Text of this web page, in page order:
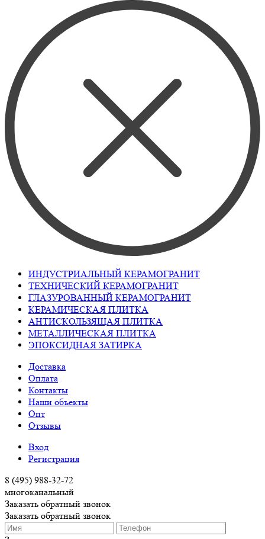
ИНДУСТРИАЛЬНЫЙ КЕРАМОГРАНИТ
ТЕХНИЧЕСКИЙ КЕРАМОГРАНИТ
ГЛАЗУРОВАННЫЙ КЕРАМОГРАНИТ
КЕРАМИЧЕСКАЯ ПЛИТКА
АНТИСКОЛЬЗЯЩАЯ ПЛИТКА
МЕТАЛЛИЧЕСКАЯ ПЛИТКА
ЭПОКСИДНАЯ ЗАТИРКА
Доставка
Оплата
Контакты
Наши объекты
Опт
Отзывы
Вход
Регистрация
8 (495) 988-32-72
многоканальный
Заказать обратный звонок
Заказать обратный звонок